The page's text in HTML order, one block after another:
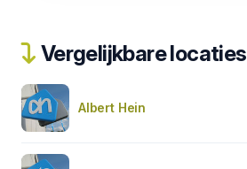
Vergelijkbare locaties
Albert Hein